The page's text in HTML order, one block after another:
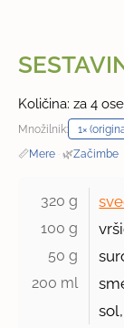
Količina: za 4
Množilnik:
📏Mere · 🌿Začimbe
320 g
100 g
50 g
200 ml
sol,